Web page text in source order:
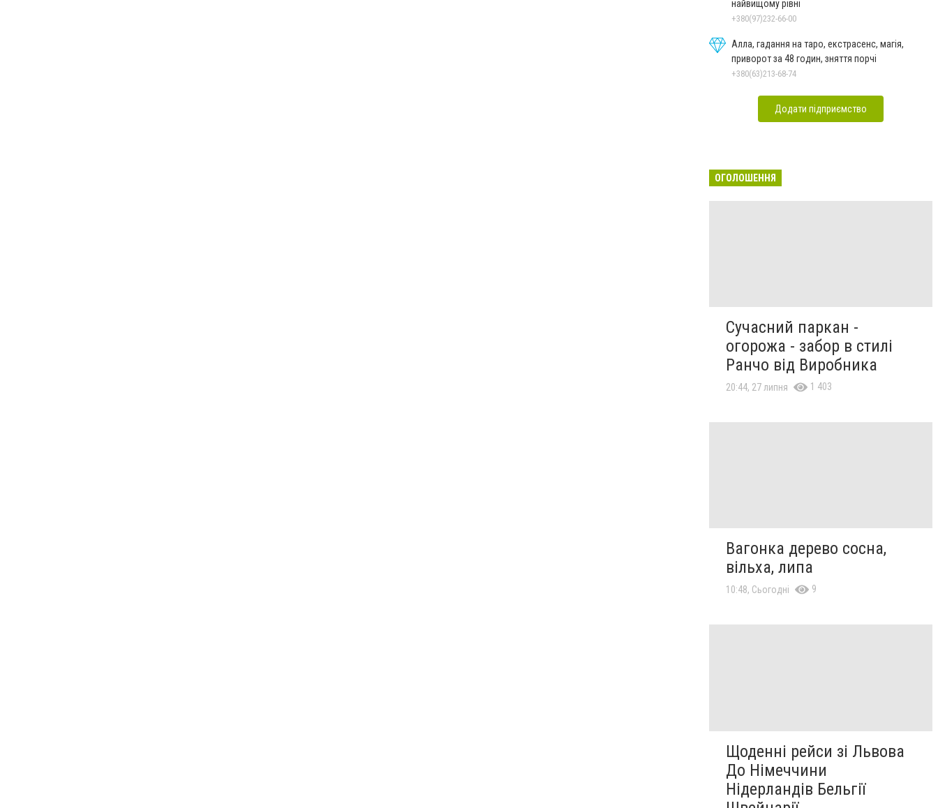
найвищому рівні
+380(97)232-66-00
Алла, гадання на таро, екстрасенс, магія,
приворот за 48 годин, зняття порчі
+380(63)213-68-74
Додати підприємство
ОГОЛОШЕННЯ
Сучасний паркан -
огорожа - забор в стилі
Ранчо від Виробника
20:44, 27 липня 1 403
Вагонка дерево сосна,
вільха, липа
10:48, Сьогодні 9
Щоденні рейси зі Львова
До Німеччини
Нідерландів Бельгії